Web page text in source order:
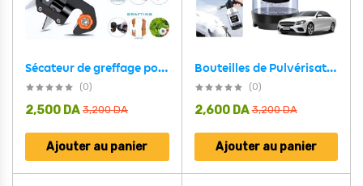
Sécateur de greffage pour jardins 4PCs BEETRO | TC0504 – مقص تطعيم و تقليم النبات
(0)
3,200DA
2,500 DA
Ajouter au panier
Bouteilles de Pulvérisation de Mousse Sous Pression pour Voiture 2L – موزع الرغوة
(0)
3,200DA
2,600 DA
Ajouter au panier